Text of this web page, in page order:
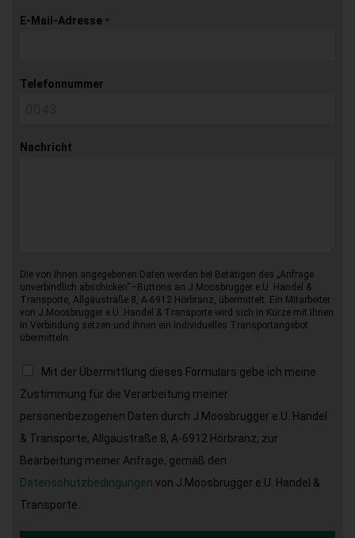
E-Mail-Adresse *
Telefonnummer
Nachricht
Die von Ihnen angegebenen Daten werden bei Betätigen des „Anfrage
unverbindlich abschicken“–Buttons an J.Moosbrugger e.U. Handel &
Transporte, Allgäustraße 8, A-6912 Hörbranz, übermittelt. Ein Mitarbeiter
von J.Moosbrugger e.U. Handel & Transporte wird sich in Kürze mit Ihnen
in Verbindung setzen und Ihnen ein individuelles Transportangebot
übermitteln.
Mit der Übermittlung dieses Formulars gebe ich meine
Zustimmung für die Verarbeitung meiner
personenbezogenen Daten durch J.Moosbrugger e.U. Handel
& Transporte, Allgäustraße 8, A-6912 Hörbranz, zur
Bearbeitung meiner Anfrage, gemäß den
Datenschutzbedingungen von J.Moosbrugger e.U. Handel &
Transporte.